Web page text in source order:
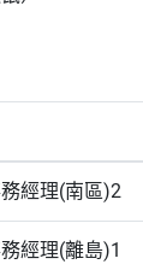
經理(南區)2
經理(離島)1